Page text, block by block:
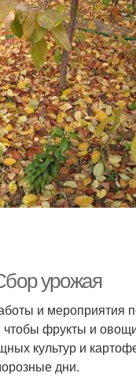
урожая
и мероприятия
фрукты и
культур и
дни.